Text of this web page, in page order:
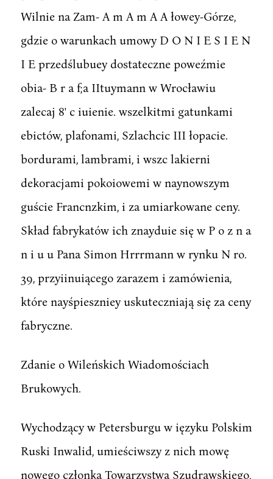
Wilnie na Zam- A m A m A A łowey-Górze,
gdzie o warunkach umowy D O N I E S I E N
I E przedślubuey dostateczne poweźmie
obia- B r a f;a IItuymann w Wrocławiu
zalecaj 8' c iuienie. wszelkitmi gatunkami
ebictów, plafonami, Szlachcic III łopacie.
bordurami, lambrami, i wszc lakierni
dekoracjami pokoiowemi w naynowszym
guście Francnzkim, i za umiarkowane ceny.
Skład fabrykatów ich znayduie się w P o z n a
n i u u Pana Simon Hrrrmann w rynku N ro.
39, przyiinuiącego zarazem i zamówienia,
które nayśpieszniey uskuteczniają się za ceny
fabryczne.
Zdanie o Wileńskich Wiadomościach
Brukowych.
Wychodzący w Petersburgu w ięzyku Polskim
Ruski Inwalid, umieściwszy z nich mowę
nowego członka Towarzystwa Szudrawskiego,